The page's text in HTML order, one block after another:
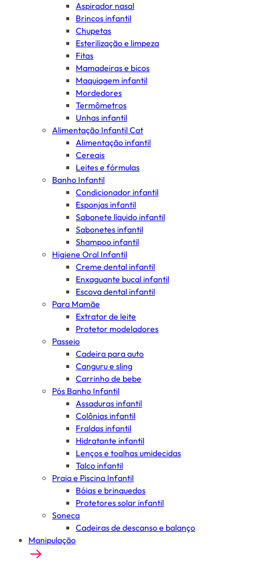
Aspirador nasal
Brincos infantil
Chupetas
Esterilização e limpeza
Fitas
Mamadeiras e bicos
Maquiagem infantil
Mordedores
Termômetros
Unhas infantil
Alimentação Infantil Cat
Alimentação infantil
Cereais
Leites e fórmulas
Banho Infantil
Condicionador infantil
Esponjas infantil
Sabonete líquido infantil
Sabonetes infantil
Shampoo infantil
Higiene Oral Infantil
Creme dental infantil
Enxaguante bucal infantil
Escova dental infantil
Para Mamãe
Extrator de leite
Protetor modeladores
Passeio
Cadeira para auto
Canguru e sling
Carrinho de bebe
Pós Banho Infantil
Assaduras infantil
Colônias infantil
Fraldas infantil
Hidratante infantil
Lenços e toalhas umidecidas
Talco infantil
Praia e Piscina Infantil
Bóias e brinquedos
Protetores solar infantil
Soneca
Cadeiras de descanso e balanço
Manipulação